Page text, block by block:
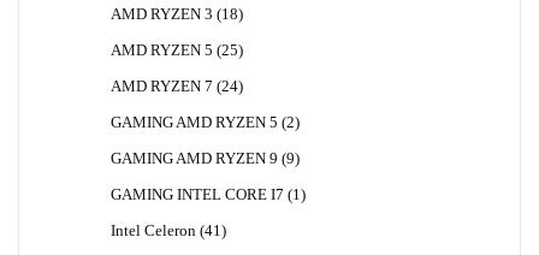
AMD RYZEN 3
1818
AMD RYZEN 5 2525
AMD RYZEN 7 2424
GAMING AMD RYZEN 5 22
GAMING AMD RYZEN 9 99
GAMING INTEL CORE I7
1 1
Intel Celeron 41 41